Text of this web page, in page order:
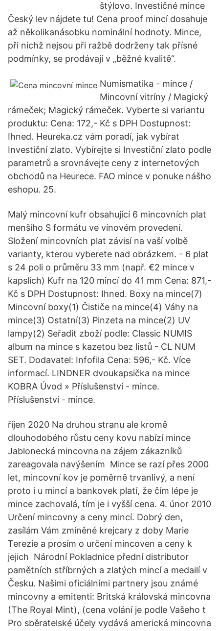
štýlovo. Investičné mince
Český lev nájdete tu! Cena proof mincí dosahuje
až několikanásobku nominální hodnoty. Mince,
při nichž nejsou při ražbě dodrženy tak přísné
podmínky, se prodávají v „běžné kvalitě“.
Numismatika - mince /
Mincovní vitríny / Magický
rámeček; Magický rámeček. Vyberte si variantu
produktu: Cena: 172,- Kč s DPH Dostupnost:
Ihned. Heureka.cz vám poradí, jak vybírat
Investiční zlato. Vybírejte si Investiční zlato podle
parametrů a srovnávejte ceny z internetových
obchodů na Heurece. FAO mince v ponuke nášho
eshopu. 25.
Malý mincovní kufr obsahující 6 mincovních plat
menšího S formátu ve vínovém provedení.
Složení mincovních plat závisí na vaší volbě
varianty, kterou vyberete nad obrázkem. - 6 plat
s 24 poli o průměru 33 mm (např. €2 mince v
kapslích) Kufr na 120 mincí do 41 mm Cena: 871,-
Kč s DPH Dostupnost: Ihned. Boxy na mince(7)
Mincovní boxy(1) Čističe na mince(4) Váhy na
mince(3) Ostatní(3) Pinzeta na mince(2) UV
lampy(2) Seřadit zboží podle: Classic NUMIS
album na mince s kazetou bez listů - CL NUM
SET. Dodavatel: Infofila Cena: 596,- Kč. Více
informací. LINDNER dvoukapsička na mince
KOBRA Úvod » Příslušenství - mince.
Příslušenství - mince.
říjen 2020 Na druhou stranu ale kromě
dlouhodobého růstu ceny kovu nabízí mince
Jablonecká mincovna na zájem zákazníků
zareagovala navýšením Mince se razí přes 2000
let, mincovní kov je poměrně trvanlivý, a není
proto i u mincí a bankovek platí, že čím lépe je
mince zachovalá, tím je i vyšší cena. 4. únor 2010
Určení mincovny a ceny mincí. Dobrý den,
zasílám Vám zmíněné krejcary z doby Marie
Terezie a prosím o určení mincoven a ceny k
jejich Národní Pokladnice přední distributor
pamětních stříbrných a zlatých mincí a medailí v
Česku. Našimi oficiálními partnery jsou známé
mincovny a emitenti: Britská královská mincovna
(The Royal Mint), (cena volání je podle Vašeho t
Pro sběratelské účely vydává americká mincovna